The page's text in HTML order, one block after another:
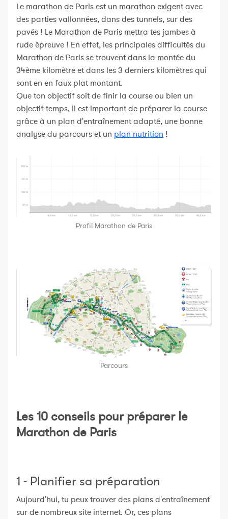
Le marathon de Paris est un marathon exigent avec
des parties vallonnées, dans des tunnels, sur des
pavés ! Le Marathon de Paris mettra tes jambes à
rude épreuve ! En effet, les principales difficultés du
Marathon de Paris se trouvent dans la montée du
34ème kilomètre et dans les 3 derniers kilomètres qui
sont en en faux plat montant.
Que ton objectif soit de finir la course ou bien un
objectif temps, il est important de préparer la course
grâce à un plan d'entraînement adapté, une bonne
analyse du parcours et un plan nutrition !
Profil Marathon de Paris
Parcours
Les 10 conseils pour préparer le
Marathon de Paris
1 - Planifier sa préparation
Aujourd'hui, tu peux trouver des plans d'entraînement
sur de nombreux site internet. Or, ces plans